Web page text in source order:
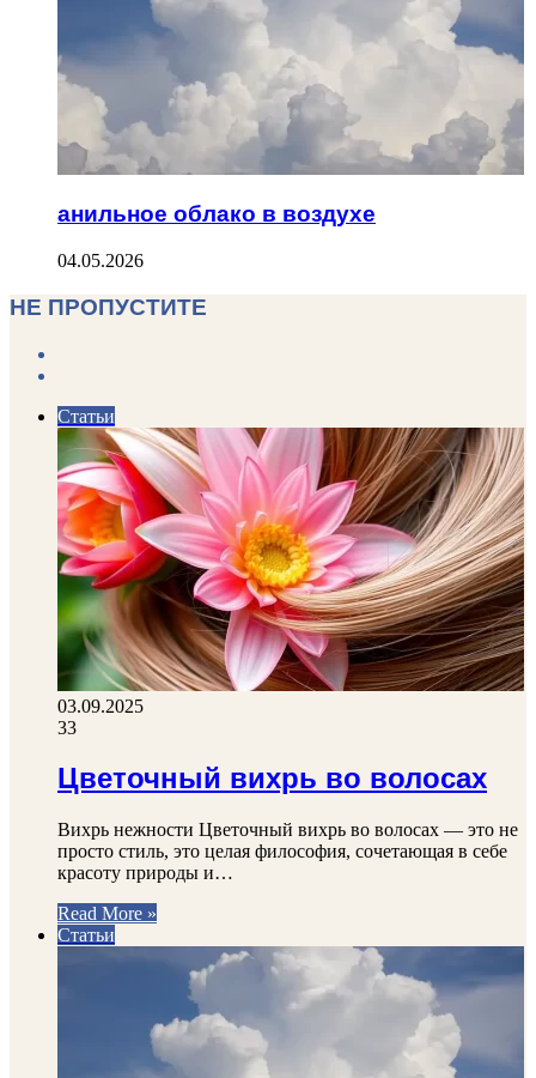
анильное облако в воздухе
04.05.2026
НЕ ПРОПУСТИТЕ
Статьи
03.09.2025
33
Цветочный вихрь во волосах
Вихрь нежности Цветочный вихрь во волосах — это не
просто стиль, это целая философия, сочетающая в себе
красоту природы и…
Read More »
Статьи